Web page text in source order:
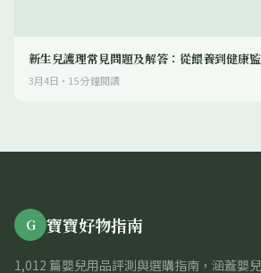
新生兒護理常見問題及解答：從餵養到健康
3月4日 · 15分鐘閱讀
G 寶寶好物指南
1,012 篇嬰兒用品評測與選購指南，涵蓋嬰